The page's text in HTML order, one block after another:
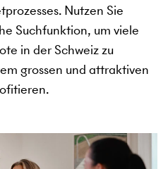
Nutzen Sie
Suchfunktion, um viele
in der Schweiz zu
grossen und attraktiven